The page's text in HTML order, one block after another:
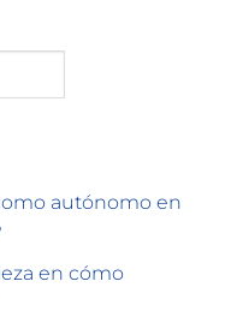
autónomo en
en cómo